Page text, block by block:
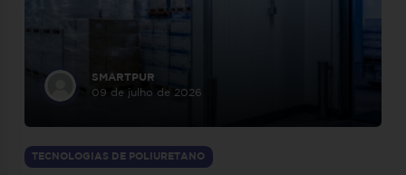
SMARTPUR
09 de julho de 2026
TECNOLOGIAS DE POLIURETANO